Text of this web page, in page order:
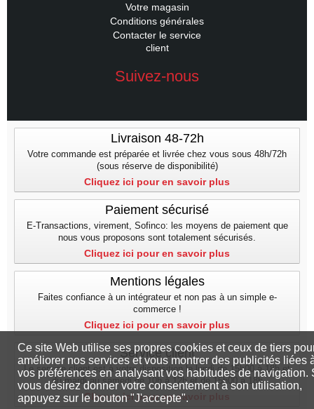
Votre magasin
Conditions générales
Contacter le service
client
Suivez-nous
Livraison 48-72h
Votre commande est préparée et livrée chez vous sous 48h/72h
(sous réserve de disponibilité)
Cliquez ici pour en savoir plus
Paiement sécurisé
E-Transactions, virement, Sofinco: les moyens de paiement que
nous vous proposons sont totalement sécurisés.
Cliquez ici pour en savoir plus
Mentions légales
Faites confiance à un intégrateur et non pas à un simple e-
commerce !
Cliquez ici pour en savoir plus
Service client
Le service client est à votre disposition le lundi de 15h00 à 18h et
du mardi au samedi de 10h à 12h et de 15h00 a 18h
Cliquez ici pour en savoir plus
Ce site Web utilise ses propres cookies et ceux de tiers
améliorer nos services et vous montrer des publicités liées
vos préférences en analysant vos habitudes de navigation.
vous désirez donner votre consentement à son utilisation,
appuyez sur le bouton "J'accepte".